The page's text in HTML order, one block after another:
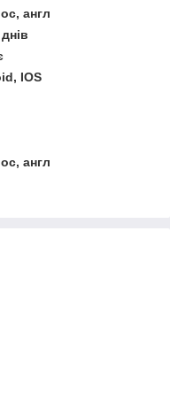
англ
IOS
англ